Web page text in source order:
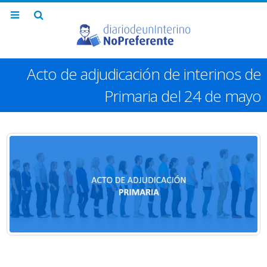
Acto de adjudicación de interinos de
Primaria del 24 de mayo